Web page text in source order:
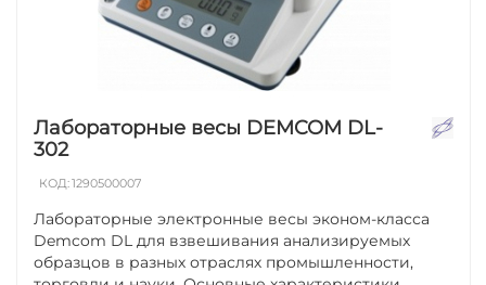
Лабораторные весы DEMCOM DL-
302
КОД:1290500007
Лабораторные электронные весы эконом-класса
Demcom DL для взвешивания анализируемых
образцов в разных отраслях промышленности,